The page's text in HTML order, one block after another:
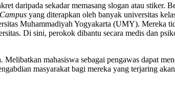
daripada sekadar memasang slogan atau stiker.
yang diterapkan oleh banyak universitas
Muhammadiyah Yogyakarta (UMY). Mereka
Di sini, perokok dibantu secara medis dan
mahasiswa sebagai pengawas dapat
masyarakat bagi mereka yang terjaring